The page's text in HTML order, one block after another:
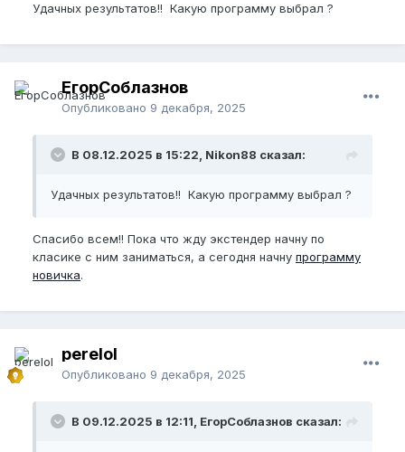
Удачных результатов!! Какую программу выбрал ?
ЕгорСоблазнов
Опубликовано 9 декабря, 2025
В 08.12.2025 в 15:22, Nikon88 сказал:
Удачных результатов!! Какую программу выбрал ?
Спасибо всем!! Пока что жду экстендер начну по
класике с ним заниматься, а сегодня начну программу
новичка.
perelol
Опубликовано 9 декабря, 2025
В 09.12.2025 в 12:11, ЕгорСоблазнов сказал: